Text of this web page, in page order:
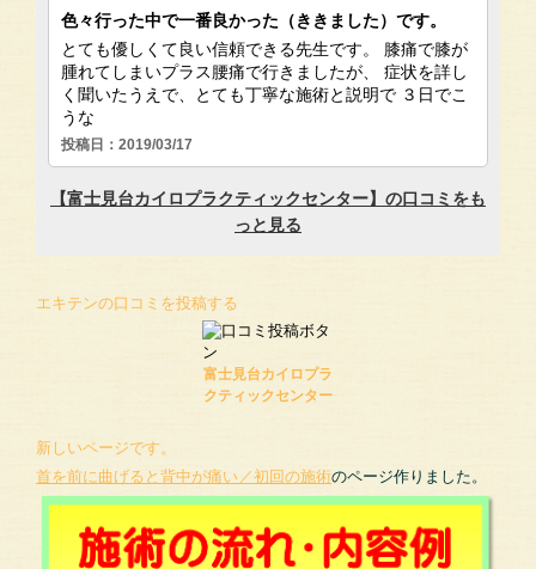
エキテンの口コミを投稿する
富士見台カイロプラ
クティックセンター
新しいページです。
首を前に曲げると背中が痛い／初回の施術のページ作りました。